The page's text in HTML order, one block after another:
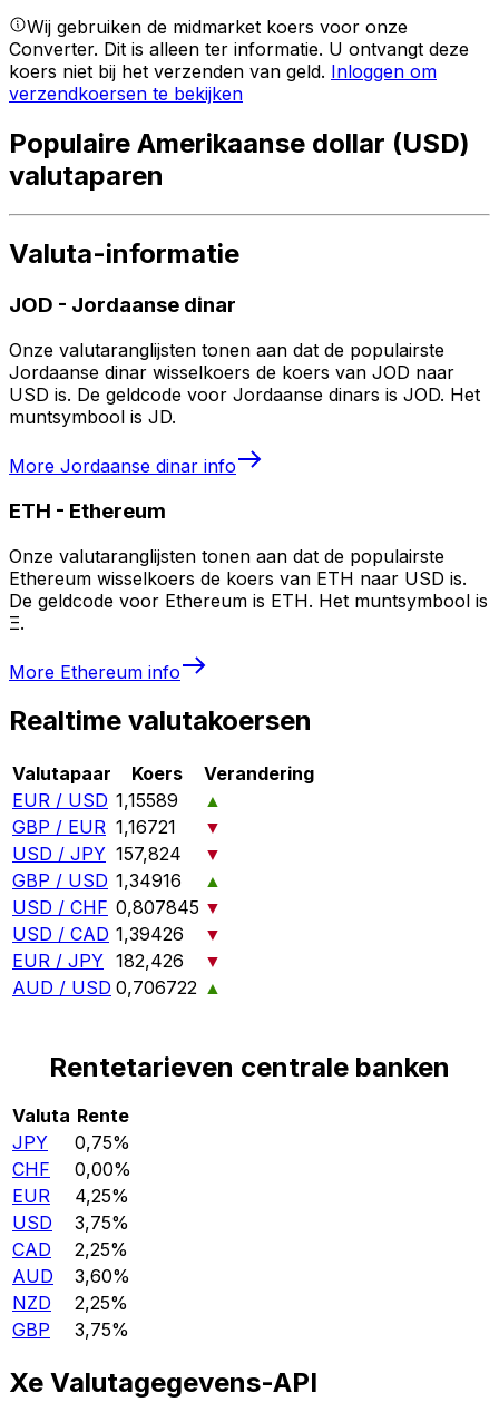
Wij gebruiken de midmarket koers voor onze
Converter. Dit is alleen ter informatie. U ontvangt deze
koers niet bij het verzenden van geld. Inloggen om
verzendkoersen te bekijken
Populaire Amerikaanse dollar (USD)
valutaparen
Valuta-informatie
JOD - Jordaanse dinar
Onze valutaranglijsten tonen aan dat de populairste
Jordaanse dinar wisselkoers de koers van JOD naar
USD is. De geldcode voor Jordaanse dinars is JOD. Het
muntsymbool is JD.
More Jordaanse dinar info
ETH - Ethereum
Onze valutaranglijsten tonen aan dat de populairste
Ethereum wisselkoers de koers van ETH naar USD is.
De geldcode voor Ethereum is ETH. Het muntsymbool is
Ξ.
More Ethereum info
Realtime valutakoersen
Valutapaar Koers
Verandering
EUR / USD 1,15589
▲
GBP / EUR 1,16721
▼
USD / JPY 157,824
▼
GBP / USD 1,34916
▲
USD / CHF 0,807845 ▼
USD / CAD 1,39426
▼
EUR / JPY 182,426
▼
AUD / USD 0,706722 ▲
Rentetarieven centrale banken
Valuta Rente
JPY
0,75%
CHF
0,00%
EUR
4,25%
USD
3,75%
CAD
2,25%
AUD
3,60%
NZD
2,25%
GBP
3,75%
Xe Valutagegevens-API